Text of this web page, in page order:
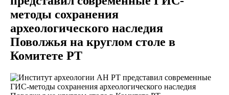
методы сохранения
археологического наследия
Поволжья на круглом столе в
Комитете РТ